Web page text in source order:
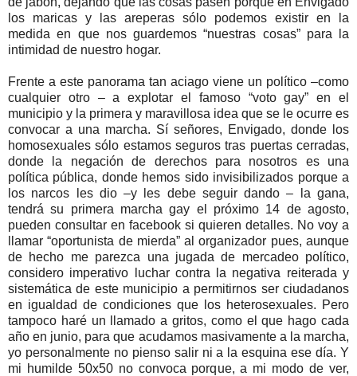
los maricas y las areperas sólo podemos existir en la
medida en que nos guardemos “nuestras cosas” para la
intimidad de nuestro hogar.
Frente a este panorama tan aciago viene un político –como
cualquier otro – a explotar el famoso “voto gay” en el
municipio y la primera y maravillosa idea que se le ocurre es
convocar a una marcha. Sí señores, Envigado, donde los
homosexuales sólo estamos seguros tras puertas cerradas,
donde la negación de derechos para nosotros es una
política pública, donde hemos sido invisibilizados porque a
los narcos les dio –y les debe seguir dando – la gana,
tendrá su primera marcha gay el próximo 14 de agosto,
pueden consultar en facebook si quieren detalles. No voy a
llamar “oportunista de mierda” al organizador pues, aunque
de hecho me parezca una jugada de mercadeo político,
considero imperativo luchar contra la negativa reiterada y
sistemática de este municipio a permitirnos ser ciudadanos
en igualdad de condiciones que los heterosexuales. Pero
tampoco haré un llamado a gritos, como el que hago cada
año en junio, para que acudamos masivamente a la marcha,
yo personalmente no pienso salir ni a la esquina ese día. Y
mi humilde 50x50 no convoca porque, a mi modo de ver,